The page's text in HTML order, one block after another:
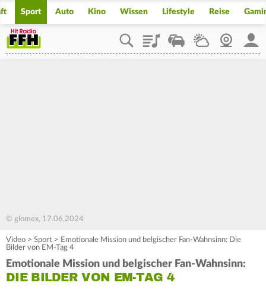
Sport Auto Kino Wissen Lifestyle Reise
PlaylistStaupilotWetterWebcam
© glomex, 17.06.2024
Video > Sport > Emotionale Mission und belgischer Fan-Wahnsinn: Die
Bilder von EM-Tag 4
Emotionale Mission und belgischer Fan-Wahnsinn:
DIE BILDER VON EM-TAG 4